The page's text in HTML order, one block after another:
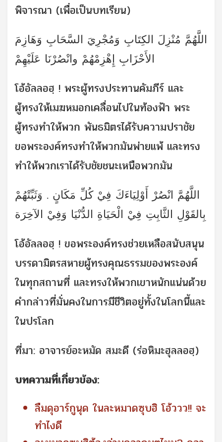
พิจารณา (เพื่อเป็นบทเรียน)
اللَّهُمَّ مُنْزِلَ الكِتَابِ وَمُجْرِيَ السَّحَابِ وَهَازِمَ
الأَحْزَابِ إِهْزِمْهُمْ وانْصُرْنَا عَلَيْهِمْ
โอ้อัลลอฮฺ ! พระผู้ทรงประทานคัมภีร์ และ
ผู้ทรงให้เมฆหมอกเคลื่อนไปในท้องฟ้า พระ
ผู้ทรงทำให้พวก พันธมิตรได้รับความปราชัย
ขอพระองค์ทรงทำให้พวกมันพ่ายแพ้ และทรง
ทำให้พวกเราได้รับชัยชนะเหนือพวกมัน
اللَّهُمَّ انْصُرْ أَوْلِيَاءَكَ فِيْ كُلِّ مَكَانٍ . وَثَبِّتْهُمْ
بِالقَوْلِ الثَّابِتِ فِيْ الْحَيَاةِ الدُّنْيَا وَفِيْ الآخِرَة
โอ้อัลลอฮฺ ! ขอพระองค์ทรงช่วยเหลือสนับสนุน
บรรดามิตรสหายผู้ทรงคุณธรรมของพระองค์
ในทุกสถานที่ และทรงให้พวกเขาหนักแน่นด้วย
คำกล่าวที่มั่นคงในการมีชีวิตอยู่ทั้งในโลกนี้และ
ในปรโลก
ที่มา: อาจารย์อะหมัด สมะดี (ร่อหิมะฮุลลอฮฺ)
บทความที่เกี่ยวข้อง:
ลืมดุอาร์กูนุด ในละหมาดซุบฮิ โอ้ววว!! จะ
ทำไงดี